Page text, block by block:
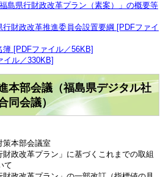
福島県行財政改革プラン（素案）」の概要等
行財政改革推進委員会設置要綱 [PDFファイ
簿 [PDFファイル／56KB]
イル／330KB]
本部会議（福島県デジタル社
同会議）
本部会議室
政改革プラン」に基づくこれまでの取組
て